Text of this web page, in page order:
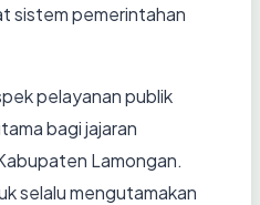
sistem pemerintahan
pelayanan publik
bagi jajaran
Lamongan.
selalu mengutamakan